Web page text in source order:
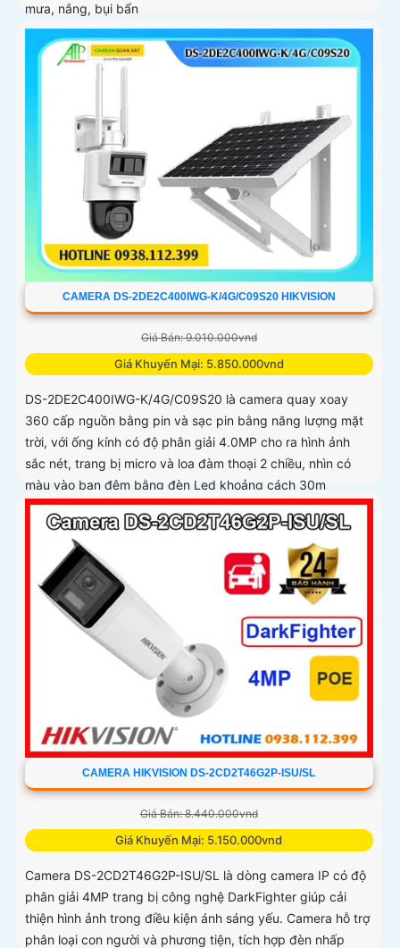
mưa, nắng, bụi bẩn
CAMERA DS-2DE2C400IWG-K/4G/C09S20 HIKVISION
Giá Bán: 9.010.000vnd
Giá Khuyến Mại: 5.850.000vnd
DS-2DE2C400IWG-K/4G/C09S20 là camera quay xoay
360 cấp nguồn bằng pin và sạc pin bằng năng lượng mặt
trời, với ống kính có độ phân giải 4.0MP cho ra hình ảnh
sắc nét, trang bị micro và loa đàm thoại 2 chiều, nhìn có
màu vào ban đêm bằng đèn Led khoảng cách 30m
CAMERA HIKVISION DS-2CD2T46G2P-ISU/SL
Giá Bán: 8.440.000vnd
Giá Khuyến Mại: 5.150.000vnd
Camera DS-2CD2T46G2P-ISU/SL là dòng camera IP có độ
phân giải 4MP trang bị công nghệ DarkFighter giúp cải
thiện hình ảnh trong điều kiện ánh sáng yếu. Camera hỗ trợ
phân loại con người và phương tiện, tích hợp đèn nhấp